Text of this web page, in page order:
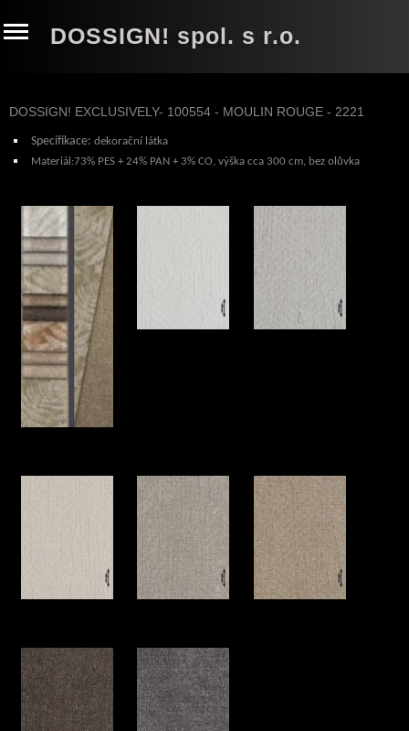
DOSSIGN! spol. s r.o.
DOSSIGN! EXCLUSIVELY- 100554 - MOULIN ROUGE - 2221
Specifikace: dekorační látka
Materiál:73% PES + 24% PAN + 3% CO, výška cca 300 cm, bez olůvka